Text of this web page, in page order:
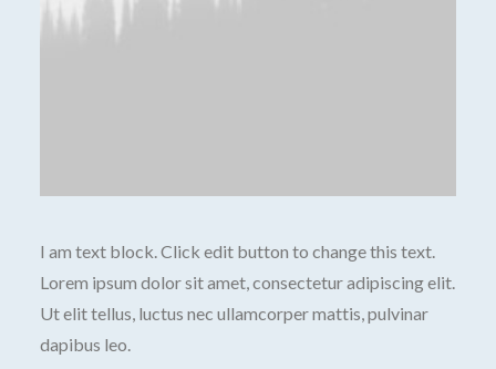
I am text block. Click edit button to change this text.
Lorem ipsum dolor sit amet, consectetur adipiscing elit.
Ut elit tellus, luctus nec ullamcorper mattis, pulvinar
dapibus leo.